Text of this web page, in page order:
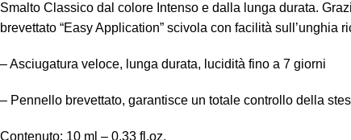
Smalto Classico dal colore Intenso e dalla lunga durata.
brevettato “Easy Application” scivola con facilità sull’unghia
– Asciugatura veloce, lunga durata, lucidità fino a 7 giorni
– Pennello brevettato, garantisce un totale controllo della
Contenuto: 10 ml – 0,33 fl.oz.